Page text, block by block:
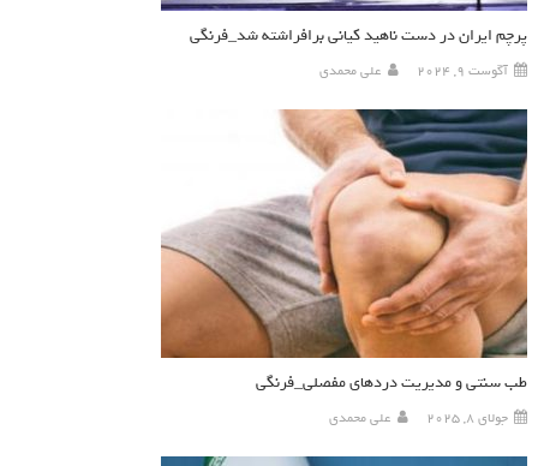
پرچم ایران در دست ناهید کیانی برافراشته شد_فرنگی
آگوست 9, 2024 علی محمدی
طب سنتی و مدیریت دردهای مفصلی_فرنگی
جولای 8, 2025 علی محمدی